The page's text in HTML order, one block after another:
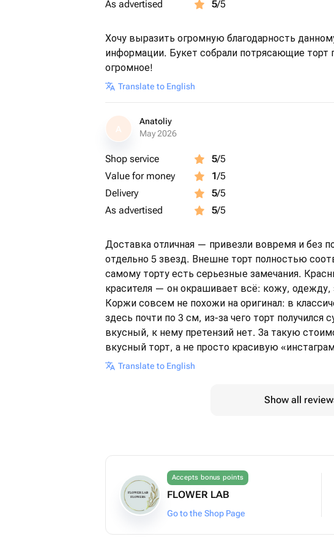
As advertised
5/5
Хочу выразить огромную благодарность
информации. Букет собрали потрясающие
огромное!
Translate to English
A
Anatoliy
May 2026
Shop service 5/5
Value for money
1/5
Delivery
5/5
As advertised
5/5
Доставка отличная — привезли вовремя и без
отдельно 5 звезд. Внешне торт полностью
самому торту есть серьезные замечания.
красителя — он окрашивает всё: кожу,
Коржи совсем не похожи на оригинал: в
здесь почти по 3 см, из-за чего торт
вкусный, к нему претензий нет. За такую
вкусный торт, а не просто красивую
Translate to English
Show all
Accepts bonus points
FLOWER LAB
Go to the Shop Page